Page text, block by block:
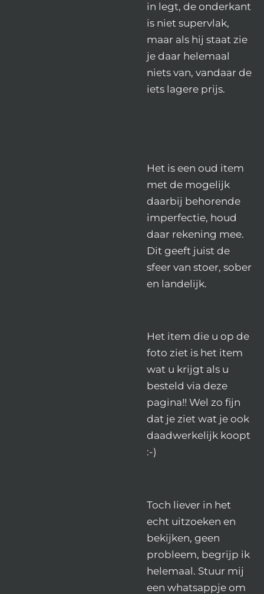
in legt, de onderkant
is niet supervlak,
maar als hij staat zie
je daar helemaal
niets van, vandaar de
iets lagere prijs.
Het is een oud item
met de mogelijk
daarbij behorende
imperfectie, houd
daar rekening mee.
Dit geeft juist de
sfeer van stoer, sober
en landelijk.
Het item die u op de
foto ziet is het item
wat u krijgt als u
besteld via deze
pagina!! Wel zo fijn
dat je ziet wat je ook
daadwerkelijk koopt
:-)
Toch liever in het
echt uitzoeken en
bekijken, geen
probleem, begrijp ik
helemaal. Stuur mij
een whatsappje om